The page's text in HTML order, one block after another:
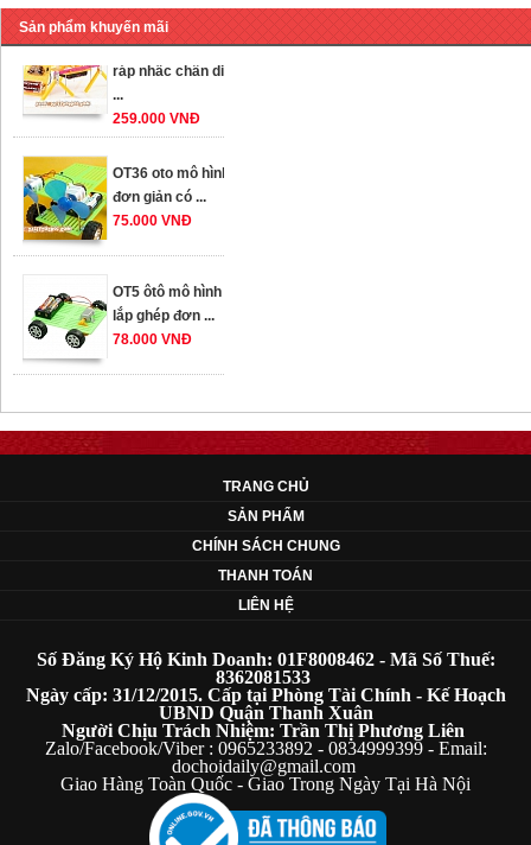
Sản phẩm khuyến mãi
OT35 robot lắp
ráp nhấc chân di
259.000 VNĐ
OT36 oto mô hình
đơn giản có ...
75.000 VNĐ
OT5 ôtô mô hình
lắp ghép đơn ...
78.000 VNĐ
đơn giản cho ...
352.000 VNĐ
OT35 robot lắp
ráp nhấc chân di
OT36 oto mô hình
đơn giản có ...
75.000 VNĐ
OT5 ôtô mô hình
lắp ghép đơn ...
78.000 VNĐ
TRANG CHỦ
SẢN PHẨM
CHÍNH SÁCH CHUNG
THANH TOÁN
LIÊN HỆ
Số Đăng Ký Hộ Kinh Doanh: 01F8008462 - Mã Số Thuế:
8362081533
Ngày cấp: 31/12/2015. Cấp tại Phòng Tài Chính - Kế Hoạch
UBND Quận Thanh Xuân
Người Chịu Trách Nhiệm: Trần Thị Phương Liên
Zalo/Facebook/Viber : 0965233892 - 0834999399 - Email:
dochoidaily@gmail.com
Giao Hàng Toàn Quốc - Giao Trong Ngày Tại Hà Nội